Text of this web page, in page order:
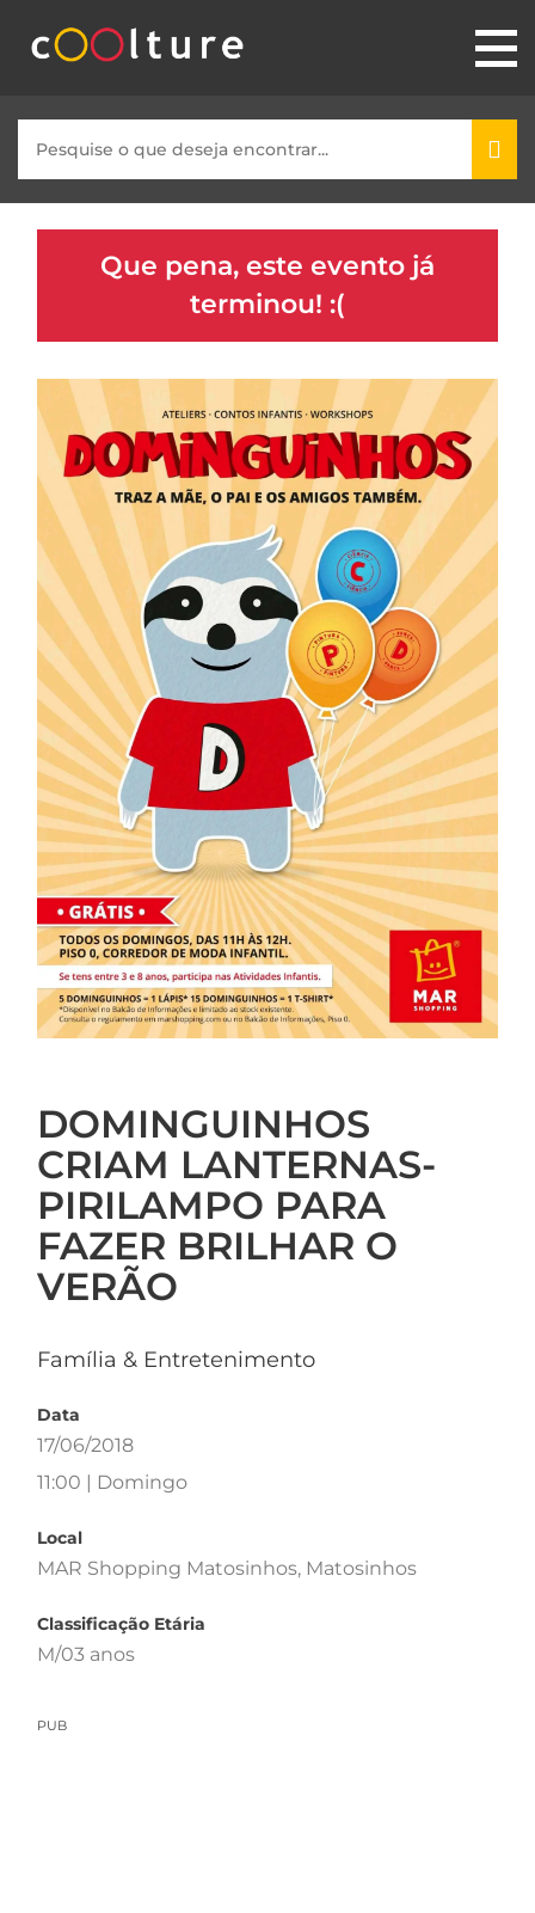
Que pena, este evento já
terminou! :(
DOMINGUINHOS
CRIAM LANTERNAS-
PIRILAMPO PARA
FAZER BRILHAR O
VERÃO
Família & Entretenimento
Data
17/06/2018
11:00 | Domingo
Local
MAR Shopping Matosinhos, Matosinhos
Classificação Etária
M/03 anos
PUB